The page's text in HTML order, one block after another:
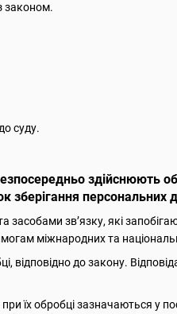
законом.
суду.
здійснюють
зберігання персональних
зв’язку, які
міжнародних та
відповідно до закону.
їх обробці зазначаються у